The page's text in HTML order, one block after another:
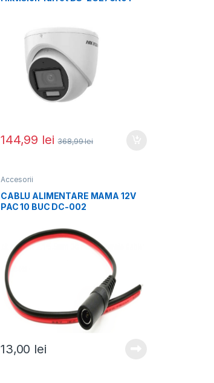
144,99 lei 368,99lei
Accesorii
CABLU ALIMENTARE MAMA 12V
PAC 10 BUC DC-002
13,00 lei